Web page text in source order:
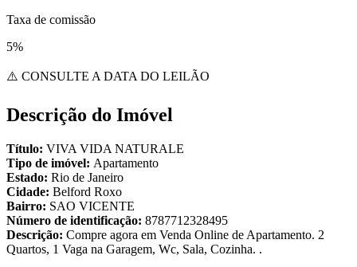
Taxa de comissão
5%
⚠️ CONSULTE A DATA DO LEILÃO
Descrição do Imóvel
Título: VIVA VIDA NATURALE
Tipo de imóvel: Apartamento
Estado: Rio de Janeiro
Cidade: Belford Roxo
Bairro: SAO VICENTE
Número de identificação: 8787712328495
Descrição: Compre agora em Venda Online de Apartamento. 2
Quartos, 1 Vaga na Garagem, Wc, Sala, Cozinha. .